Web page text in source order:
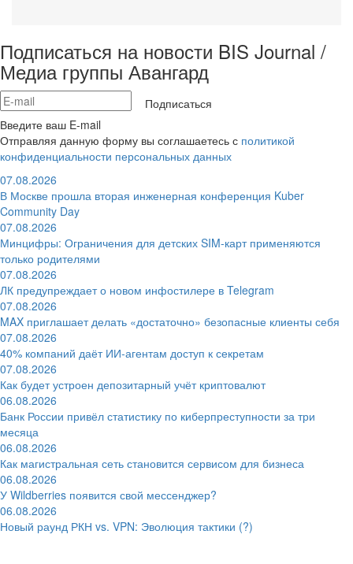
Подписаться на новости BIS Journal /
Медиа группы Авангард
Подписаться
Введите ваш E-mail
Отправляя данную форму вы соглашаетесь с политикой
конфиденциальности персональных данных
07.08.2026
В Москве прошла вторая инженерная конференция Kuber
Community Day
07.08.2026
Минцифры: Ограничения для детских SIM-карт применяются
только родителями
07.08.2026
ЛК предупреждает о новом инфостилере в Telegram
07.08.2026
MAX приглашает делать «достаточно» безопасные клиенты себя
07.08.2026
40% компаний даёт ИИ‑агентам доступ к секретам
07.08.2026
Как будет устроен депозитарный учёт криптовалют
06.08.2026
Банк России привёл статистику по киберпреступности за три
месяца
06.08.2026
Как магистральная сеть становится сервисом для бизнеса
06.08.2026
У Wildberries появится свой мессенджер?
06.08.2026
Новый раунд РКН vs. VPN: Эволюция тактики (?)